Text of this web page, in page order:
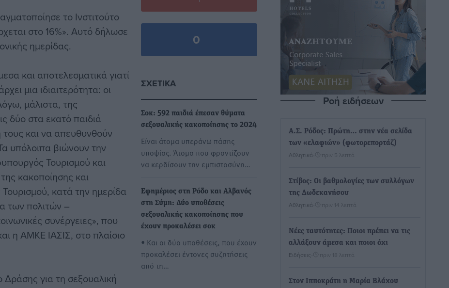
το Ινστιτούτο
στο 16%». Αυτό δήλωσε
ημερίδας.
και αποτελεσματικά γιατί
μια ιδιαιτερότητα: οι
μάλιστα, της
δύο στα εκατό παιδιά
και να απευθυνθούν
υπόλοιπα βιώνουν την
Τουρισμού και
κακοποίησης και
κατά την ημερίδα
των πολιτών –
συνέργειες», που
η ΑΜΚΕ ΙΑΣΙΣ, στο πλαίσιο
για τη σεξουαλική
0
ΣΧΕΤΙΚΆ
Σοκ: 592 παιδιά έπεσαν θύματα
σεξουαλικής κακοποίησης το 2024
Είναι άτομα υπεράνω πάσης
υποψίας. Άτομα που φροντίζουν
να κερδίσουν την εμπιστοσύνη…
Εφημέριος στη Ρόδο και Αλβανός
στη Σύμη: Δύο υποθέσεις
σεξουαλικής κακοποίησης που
έχουν προκαλέσει σοκ
• Και οι δύο υποθέσεις, που έχουν
προκαλέσει έντονες συζητήσεις
από τη…
Ροή ειδήσεων
Α.Σ. Ρόδος: Πρώτη… στην νέα σελίδα
των «ελαφιών» (φωτορεπορτάζ)
Αθλητικά πριν 5 λεπτά
Στίβος: Οι βαθμολογίες των συλλόγων
της Δωδεκανήσου
Αθλητικά πριν 14 λεπτά
Νέες ταυτότητες: Ποιοι πρέπει να τις
αλλάξουν άμεσα και ποιοι όχι
Ειδήσεις πριν 18 λεπτά
Στον Ιπποκράτη η Μαρία Βλάχου